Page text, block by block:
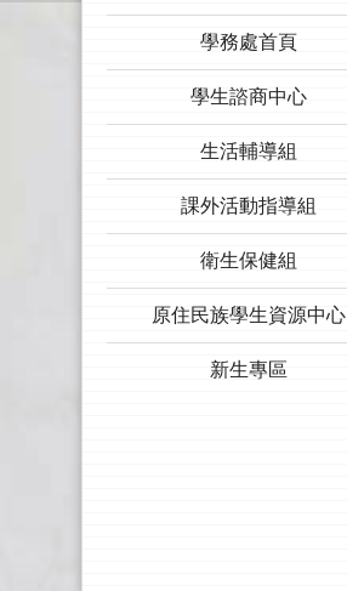
學務處首頁
學生諮商中心
生活輔導組
課外活動指導組
衛生保健組
原住民族學生資源中心
新生專區